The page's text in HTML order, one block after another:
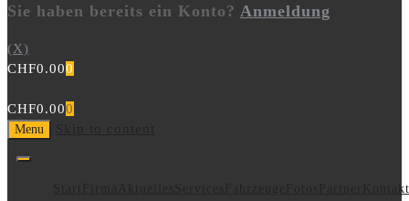
Sie haben bereits ein Konto? Anmeldung
(X)
CHF0.000
CHF0.000
Menu
Kontakt